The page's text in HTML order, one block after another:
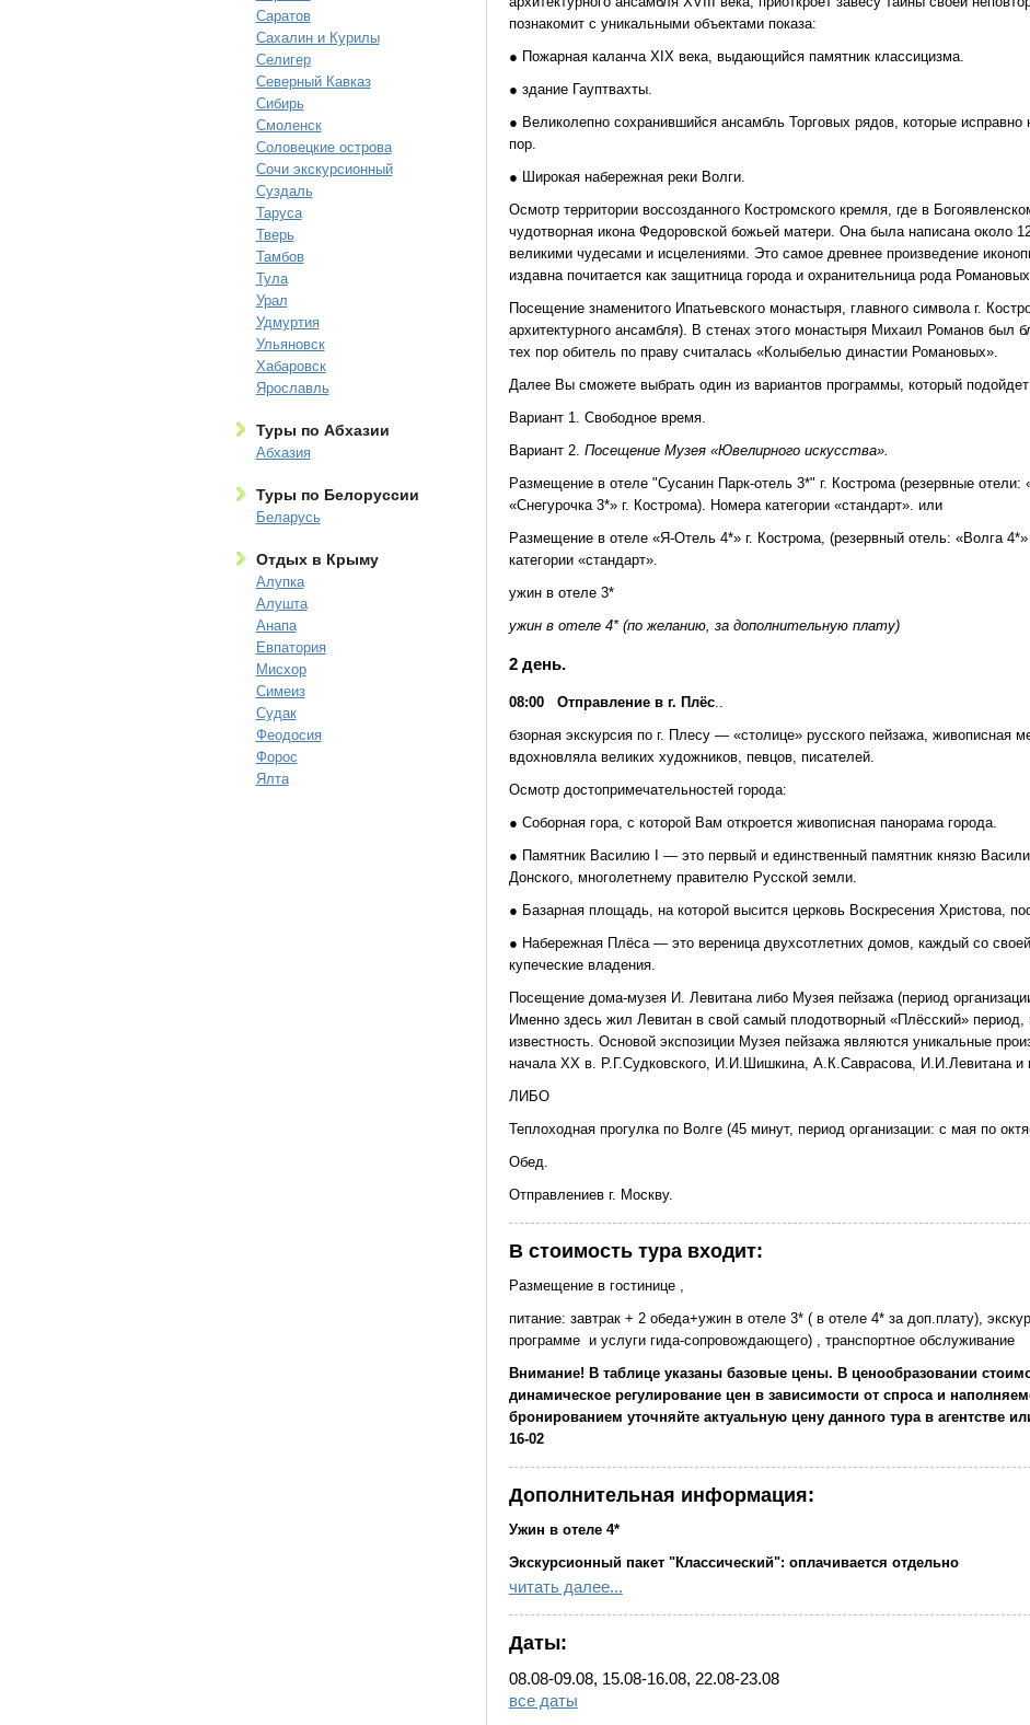
Саратов
Сахалин и Курилы
Селигер
Северный Кавказ
Сибирь
Смоленск
Соловецкие острова
Сочи экскурсионный
Суздаль
Таруса
Тверь
Тамбов
Тула
Урал
Удмуртия
Ульяновск
Хабаровск
Ярославль
Туры по Абхазии
Абхазия
Туры по Белоруссии
Беларусь
Отдых в Крыму
Алупка
Алушта
Анапа
Евпатория
Мисхор
Симеиз
Судак
Феодосия
Форос
Ялта
познакомит с уникальными объектами показа:
● Пожарная каланча XIX века, выдающийся памятник классицизма.
● здание Гауптвахты.
● Великолепно сохранившийся ансамбль Торговых рядов, которые
пор.
● Широкая набережная реки Волги.
Осмотр территории воссозданного Костромского кремля, где в
чудотворная икона Федоровской божьей матери. Она была написана около
великими чудесами и исцелениями. Это самое древнее произведение
издавна почитается как защитница города и охранительница рода
Посещение знаменитого Ипатьевского монастыря, главного символа г.
архитектурного ансамбля). В стенах этого монастыря Михаил Романов был
тех пор обитель по праву считалась «Колыбелью династии Романовых».
Далее Вы сможете выбрать один из вариантов программы, который
Вариант 1. Свободное время.
Вариант 2. Посещение Музея «Ювелирного искусства».
Размещение в отеле "Сусанин Парк-отель 3*" г. Кострома (резервные отели:
«Снегурочка 3*» г. Кострома). Номера категории «стандарт». или
Размещение в отеле «Я-Отель 4*» г. Кострома, (резервный отель: «Волга
категории «стандарт».
ужин в отеле 3*
ужин в отеле 4* (по желанию, за дополнительную плату)
2 день.
08:00 Отправление в г. Плёс..
бзорная экскурсия по г. Плесу — «столице» русского пейзажа, живописная
вдохновляла великих художников, певцов, писателей.
Осмотр достопримечательностей города:
● Соборная гора, с которой Вам откроется живописная панорама города.
● Памятник Василию I — это первый и единственный памятник князю
Донского, многолетнему правителю Русской земли.
● Базарная площадь, на которой высится церковь Воскресения Христова,
● Набережная Плёса — это вереница двухсотлетних домов, каждый со
купеческие владения.
Посещение дома-музея И. Левитана либо Музея пейзажа (период
Именно здесь жил Левитан в свой самый плодотворный «Плёсский»
известность. Основой экспозиции Музея пейзажа являются уникальные
начала XX в. Р.Г.Судковского, И.И.Шишкина, А.К.Саврасова, И.И.Левитана и
ЛИБО
Теплоходная прогулка по Волге (45 минут, период организации: с мая по
Обед.
Отправлениев г. Москву.
В стоимость тура входит:
Размещение в гостинице ,
питание: завтрак + 2 обеда+ужин в отеле 3* ( в отеле 4* за доп.плату),
программе и услуги гида-сопровождающего) , транспортное обслуживание
Внимание! В таблице указаны базовые цены. В ценообразовании
динамическое регулирование цен в зависимости от спроса и
бронированием уточняйте актуальную цену данного тура в агентстве
16-02
Дополнительная информация:
Ужин в отеле 4*
Экскурсионный пакет "Классический": оплачивается отдельно
● посещение территории Ростовского кремля г. Ростов Великий
ростовской финифти» (с октября по апрель) г. Ростов Великий,
● посещение Ипатьевского монастыря г. Кострома,
читать далее...
Даты:
08.08-09.08, 15.08-16.08, 22.08-23.08
все даты